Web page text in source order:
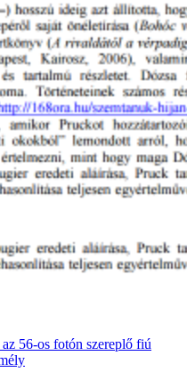
56-os fotón szereplő fiú